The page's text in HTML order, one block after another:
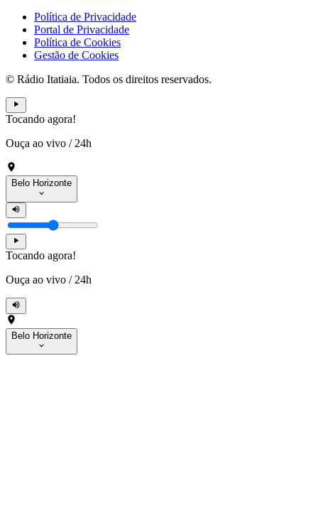
Política de Privacidade
Portal de Privacidade
Política de Cookies
Gestão de Cookies
© Rádio Itatiaia. Todos os direitos reservados.
Tocando agora!
Ouça ao vivo / 24h
Belo Horizonte
Tocando agora!
Ouça ao vivo / 24h
Belo Horizonte